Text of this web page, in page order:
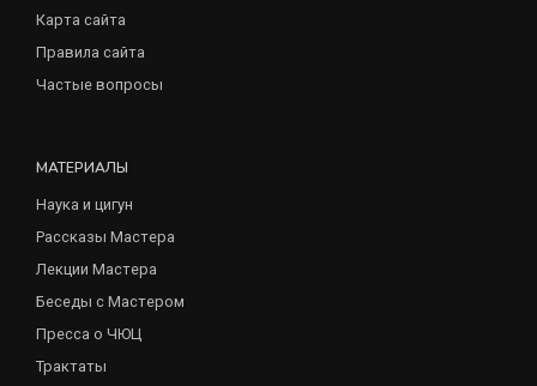
Карта сайта
Правила сайта
Частые вопросы
МАТЕРИАЛЫ
Наука и цигун
Рассказы Мастера
Лекции Мастера
Беседы с Мастером
Пресса о ЧЮЦ
Трактаты